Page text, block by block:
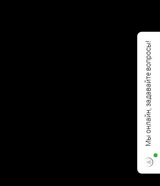
Мы онлайн, задавайте вопросы!